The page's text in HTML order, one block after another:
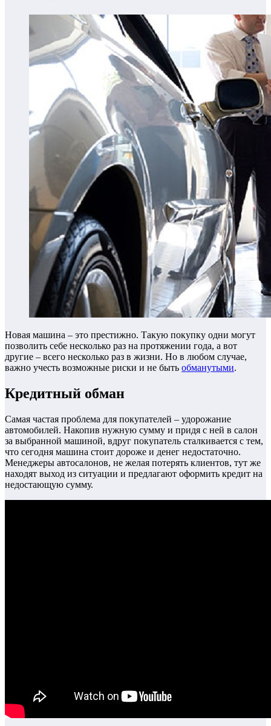
Новая машина – это престижно. Такую покупку одни могут
позволить себе несколько раз на протяжении года, а вот
другие – всего несколько раз в жизни. Но в любом случае,
важно учесть возможные риски и не быть обманутыми.
Кредитный обман
Самая частая проблема для покупателей – удорожание
автомобилей. Накопив нужную сумму и придя с ней в салон
за выбранной машиной, вдруг покупатель сталкивается с тем,
что сегодня машина стоит дороже и денег недостаточно.
Менеджеры автосалонов, не желая потерять клиентов, тут же
находят выход из ситуации и предлагают оформить кредит на
недостающую сумму.